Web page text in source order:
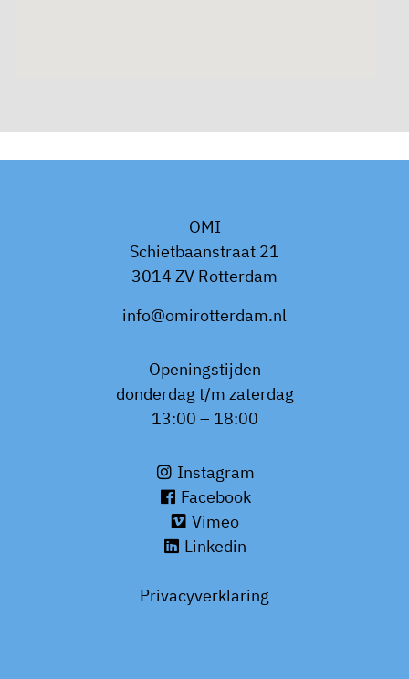
OMI
Schietbaanstraat 21
3014 ZV Rotterdam
info@omirotterdam.nl
Openingstijden
donderdag t/m zaterdag
13:00 – 18:00
Instagram
Facebook
Vimeo
Linkedin
Privacyverklaring